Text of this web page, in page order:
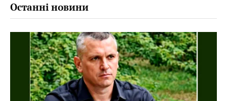
Останні новини